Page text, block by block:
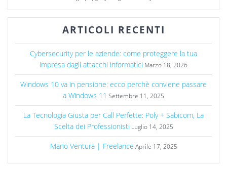
ARTICOLI RECENTI
Cybersecurity per le aziende: come proteggere la tua
impresa dagli attacchi informatici Marzo 18, 2026
Windows 10 va in pensione: ecco perchè conviene passare
a Windows 11 Settembre 11, 2025
La Tecnologia Giusta per Call Perfette: Poly + Sabicom, La
Scelta dei Professionisti Luglio 14, 2025
Mario Ventura | Freelance Aprile 17, 2025